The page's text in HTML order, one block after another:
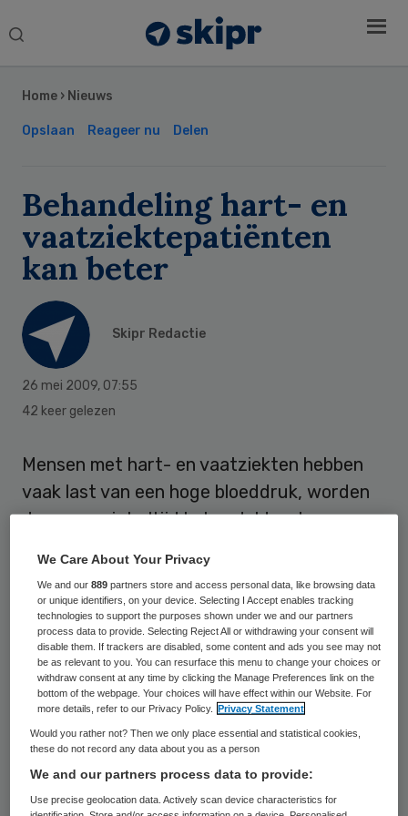
Search
Home › Nieuws
Opslaan Reageer nu Delen
Behandeling hart- en
vaatziektepatiënten
kan beter
Skipr Redactie
26 mei 2009, 07:55
42 keer gelezen
Mensen met hart- en vaatziekten hebben
vaak last van een hoge bloeddruk, worden
daarvoor niet altijd behandeld en lopen zo
Deze patiënten kunnen veel beter geholpen
worden. Dat blijkt uit promotie-onderzoek
van arts-microbioloog in opleiding Anneloes
Vlek van het Universitair Medisch Centrum
Utrecht (UMC).
Hoger overlijdensrisico
Vlek bekeek voor haar onderzoek patiënten
Sidebar
We Care About Your Privacy
We and our889 partners store and access personal data, like browsing data
or unique identifiers, on your device. Selecting I Accept enables tracking
technologies to support the purposes shown under we and our partners
process data to provide. Selecting Reject All or withdrawing your consent will
disable them. If trackers are disabled, some content and ads you see may not
be as relevant to you. You can resurface this menu to change your choices or
withdraw consent at any time by clicking the Manage Preferences link on the
bottom of the webpage. Your choices will have effect within our Website. For
more details, refer to our Privacy Policy.
Privacy Statement
Would you rather not? Then we only place essential and statistical cookies,
these do not record any data about you as a person
We and our partners process data to provide:
Use precise geolocation data. Actively scan device characteristics for